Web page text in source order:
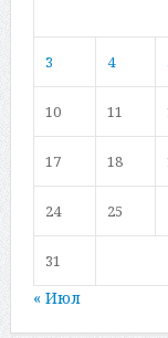
3 4
10 11
17 18
24 25
31
« Июл